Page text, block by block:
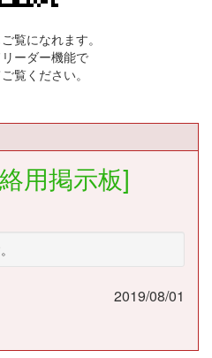
覧になれます。
ーダー機能で
覧ください。
用掲示板]
2019/08/01